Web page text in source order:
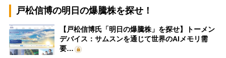
戸松信博の明日の爆騰株を探せ！
【戸松信博氏「明日の爆騰株」を探せ】トーメン
デバイス：サムスンを通じて世界のAIメモリ需
要…